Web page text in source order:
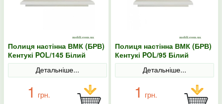
Полиця настінна ВМК (БРВ)
Кентукі POL/145 Білий
альпійський
Детальніше...
1 грн.
Полиця настінна ВМК (БРВ)
Кентукі POL/95 Білий
альпійський
Детальніше...
1 грн.